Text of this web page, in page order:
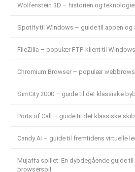
Wolfenstein 3D – historien og
Spotify til Windows – guide til appen og
FileZilla – populær FTP-klient til Windows
Chromium Browser – populær
SimCity 2000 – guide til det klassiske
Ports of Call – guide til det klassiske
Candy AI – guide til fremtidens virtuelle
Mujaffa spillet: En dybdegående guide
browserspil